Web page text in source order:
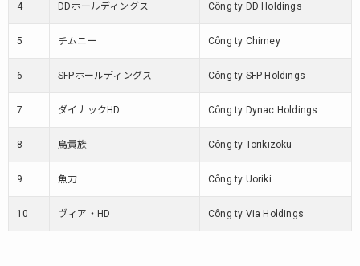
4 DDホールディングス Công ty DD Holdings
5 チムニー Công ty Chimey
6 SFPホールディングス Công ty SFP Holdings
7 ダイナックHD Công ty Dynac Holdings
8 鳥貴族 Công ty Torikizoku
9 魚力 Công ty Uoriki
10 ヴィア・HD Công ty Via Holdings